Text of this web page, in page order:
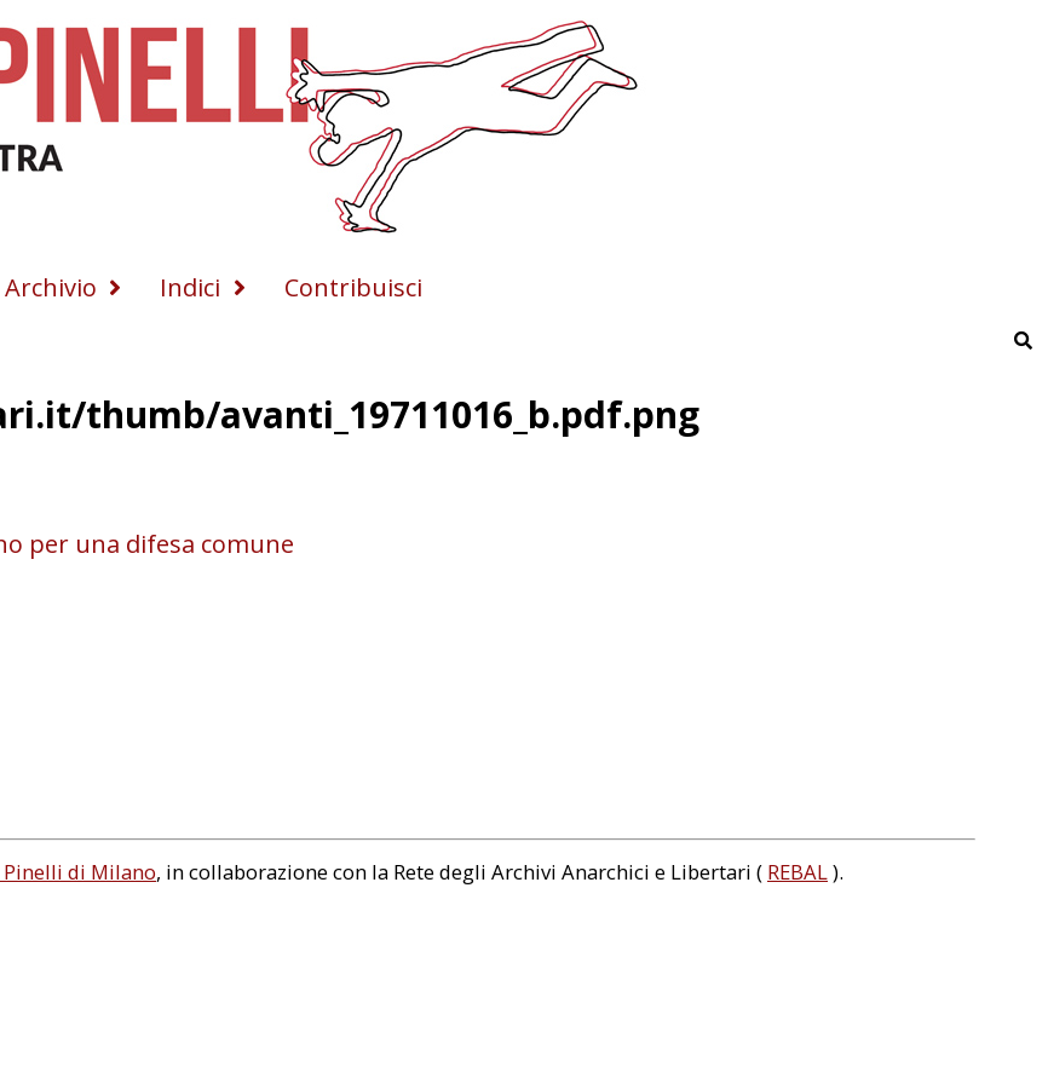
Archivio Indici Contribuisci
thumb/avanti_19711016_b.pdf.png
per una difesa comune
di Milano, in collaborazione con la Rete degli Archivi Anarchici e Libertari ( REBAL).